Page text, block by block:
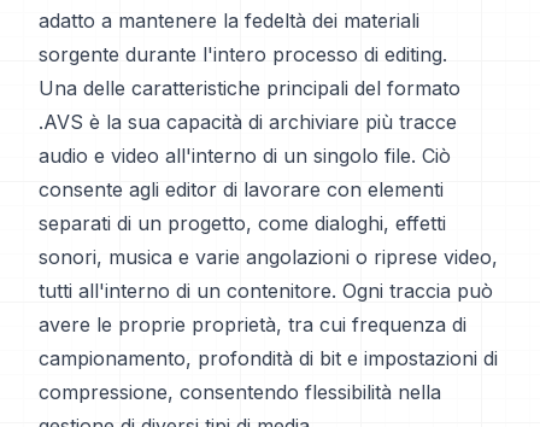
adatto a mantenere la fedeltà dei materiali
sorgente durante l'intero processo di editing.
Una delle caratteristiche principali del formato
.AVS è la sua capacità di archiviare più tracce
audio e video all'interno di un singolo file. Ciò
consente agli editor di lavorare con elementi
separati di un progetto, come dialoghi, effetti
sonori, musica e varie angolazioni o riprese video,
tutti all'interno di un contenitore. Ogni traccia può
avere le proprie proprietà, tra cui frequenza di
campionamento, profondità di bit e impostazioni di
compressione, consentendo flessibilità nella